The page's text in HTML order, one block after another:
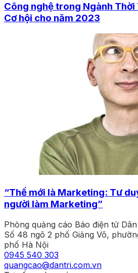
Công nghệ trong Ngành
Cơ hội cho năm 2023
“Thế mới là Marketing: Tư
người làm Marketing”
Phòng quảng cáo Báo điện tử
Số 48 ngõ 2 phố Giảng Võ,
phố Hà Nội
0945 540 303
quangcao@dantri.com.vn